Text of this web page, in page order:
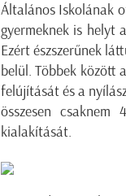
Általános Iskolának
gyermeknek is helyt
Ezért észszerűnek
belül. Többek között
felújítását és a
összesen
kialakítását.